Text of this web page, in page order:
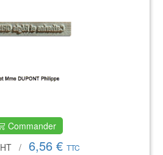
Commander
HT/ 6,56 € TTC